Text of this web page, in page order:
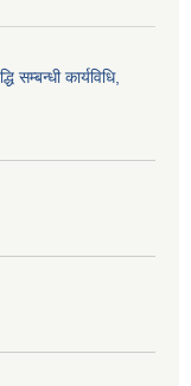
सम्बन्धी कार्यविधि,